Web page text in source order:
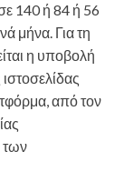
140 ή 84 ή 56
μήνα. Για τη
η υποβολή
από τον
των